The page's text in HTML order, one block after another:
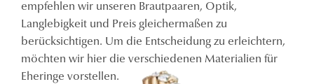
empfehlen wir unseren Brautpaaren, Optik,
Langlebigkeit und Preis gleichermaßen zu
berücksichtigen. Um die Entscheidung zu erleichtern,
möchten wir hier die verschiedenen Materialien für
Eheringe vorstellen.